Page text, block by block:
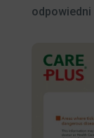
odpowiedni